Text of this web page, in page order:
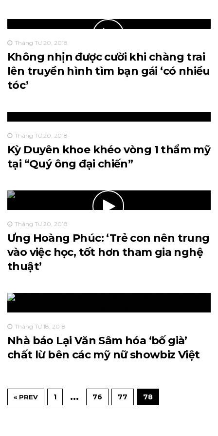
Tháng Tư 20, 2018
Không nhịn được cười khi chàng trai
lên truyền hình tìm bạn gái ‘có nhiều
tóc’
Tháng Tư 20, 2018
Kỳ Duyên khoe khéo vòng 1 thẩm mỹ
tại “Quý ông đại chiến”
Tháng Tư 20, 2018
Ưng Hoàng Phúc: ‘Trẻ con nên trung
vào việc học, tốt hơn tham gia nghệ
thuật’
Tháng Tư 18, 2018
Nhà báo Lại Văn Sâm hóa ‘bố già’
chất lừ bên các mỹ nữ showbiz Việt
« PREV 1 … 76 77 78